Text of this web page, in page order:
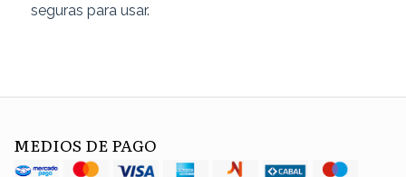
seguras para usar.
MEDIOS DE PAGO